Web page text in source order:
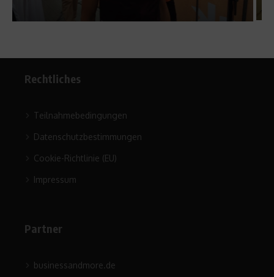
Rechtliches
Teilnahmebedingungen
Datenschutzbestimmungen
Cookie-Richtlinie (EU)
Impressum
Partner
businessandmore.de